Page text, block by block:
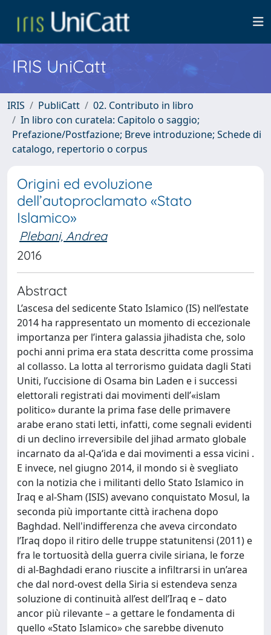
IRIS UniCatt
IRIS PubliCatt
02. Contributo in libro
In libro con curatela: Capitolo o saggio;
Prefazione/Postfazione; Breve introduzione; Schede di
catalogo, repertorio o corpus
Origini ed evoluzione
dell’autoproclamato «Stato
Islamico»
Plebani, Andrea
2016
Abstract
L’ascesa del sedicente Stato Islamico (IS) nell’estate
2014 ha rappresentato un momento di eccezionale
importanza per l’intera galassia jihadista che, solo
pochi anni prima era stata descritta come prossima
al collasso. La lotta al terrorismo guidata dagli Stati
Uniti, l’uccisione di Osama bin Laden e i successi
elettorali registrati dai movimenti dell’«islam
politico» durante la prima fase delle primavere
arabe erano stati letti, infatti, come segnali evidenti
di un declino irreversibile del jihad armato globale
incarnato da al-Qa‘ida e dai movimenti a essa vicini .
E invece, nel giugno 2014, il mondo si è svegliato
con la notizia che i militanti dello Stato Islamico in
Iraq e al-Sham (ISIS) avevano conquistato Mosul, la
seconda più importante città irachena dopo
Baghdad. Nell'indifferenza che aveva circondato
l’Iraq dopo il ritiro delle truppe statunitensi (2011) e
fra le tortuosità della guerra civile siriana, le forze
di al-Baghdadi erano riuscite a infiltrarsi in un’area
che dal nord-ovest della Siria si estendeva senza
soluzione di continuità all’est dell’Iraq e – dato
ancor più rilevante – a gettare le fondamenta di
quello «Stato Islamico» che sarebbe divenuto